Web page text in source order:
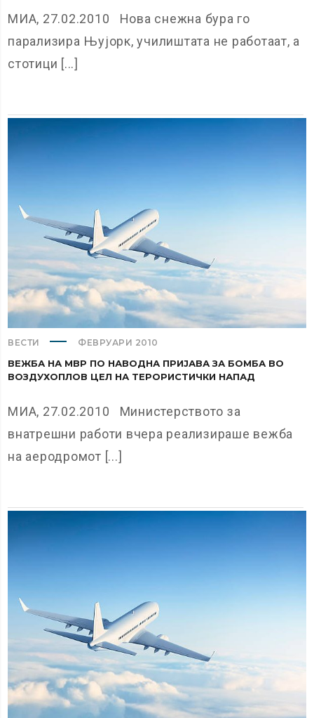
МИА, 27.02.2010 Нова снежна бура го
парализира Њујорк, училиштата не работаат, а
стотици [...]
ВЕСТИ ФЕВРУАРИ 2010
ВЕЖБА НА МВР ПО НАВОДНА ПРИЈАВА ЗА БОМБА ВО
ВОЗДУХОПЛОВ ЦЕЛ НА ТЕРОРИСТИЧКИ НАПАД
МИА, 27.02.2010 Министерството за
внатрешни работи вчера реализираше вежба
на аеродромот [...]